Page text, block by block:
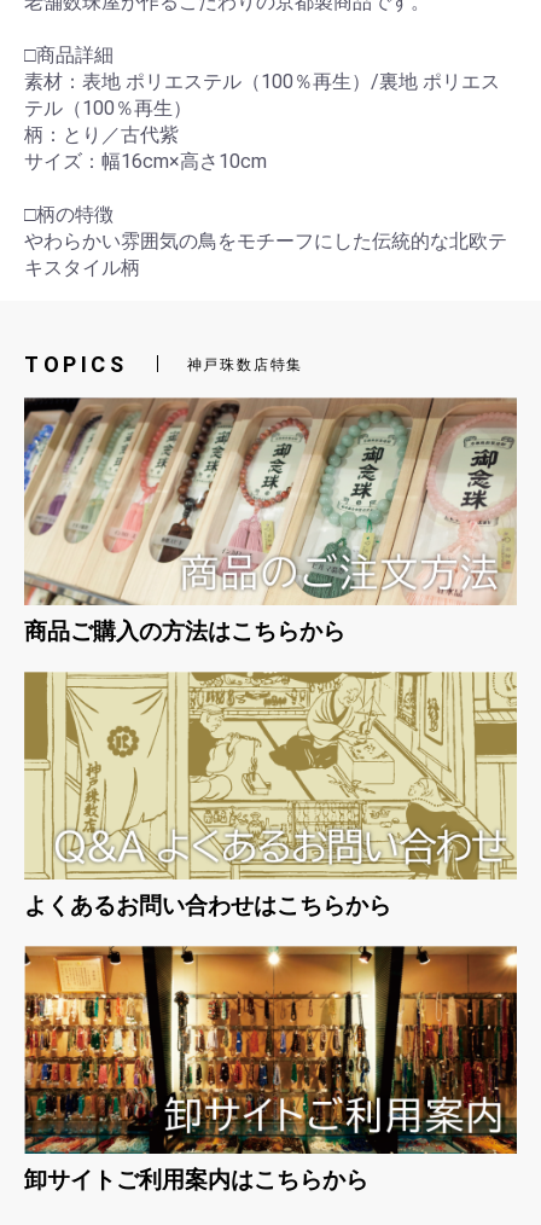
お買い物を続ける カートへ進む
□商品詳細
素材：表地 ポリエステル（100％再生）/裏地 ポリエス
テル（100％再生）
柄：とり／古代紫
サイズ：幅16cm×高さ10cm
□柄の特徴
やわらかい雰囲気の鳥をモチーフにした伝統的な北欧テ
キスタイル柄
TOPICS 神戸珠数店特集
商品ご購入の方法はこちらから
よくあるお問い合わせはこちらから
卸サイトご利用案内はこちらから